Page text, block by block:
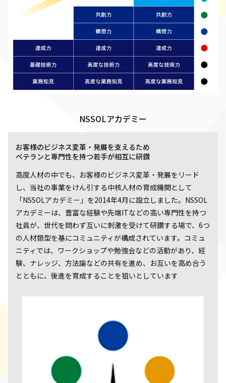
NSSOLアカデミー
お客様のビジネス変革・発展を支えるため
ベテランと専門性を持つ若手が相互に研鑽
高度人材の中でも、お客様のビジネス変革・発展をリード
し、当社の事業をけん引する中核人材の育成機関として
「NSSOLアカデミー」を2014年4月に設立しました。NSSOL
アカデミーは、豊富な経験や先端ITなどの高い専門性を持つ
社員が、世代を問わず互いに刺激を受けて研鑽する場で、6つ
の人材類型を基にコミュニティが構成されています。コミュ
ニティでは、ワークショップや勉強会などの活動があり、経
験、ナレッジ、方法論などの共有を進め、お互いを高め合う
とともに、後進を育成することを狙いとしています